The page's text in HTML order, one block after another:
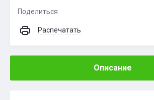
Поделиться
Распечатать
Описание